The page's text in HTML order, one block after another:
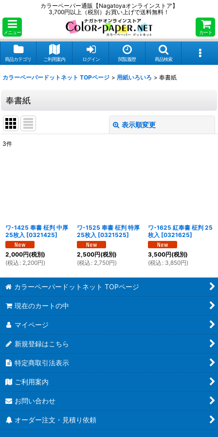
カラーペーパー通販【Nagatoyaオンラインストア】
3,700円以上（税別）お買い上げで送料無料！
メニュー カート
商品カテゴリ ご利用案内 ログイン 閲覧履歴 商品検索
カラーペーパードットネット TOPページ > 用紙いろいろ > 奉書紙
奉書紙
表示順変更
3件
ワ-1425 奉書 柾判 中厚
25枚入 [0321425]
2,000円(税別)
(税込 : 2,200円)
ワ-1525 奉書 柾判 特厚
25枚入 [0321525]
2,500円(税別)
(税込 : 2,750円)
ワ-1625 紅奉書 柾判 25
枚入 [0321625]
3,500円(税別)
(税込 : 3,850円)
カラーペーパードットネット TOPページ
現在のカートの中
マイページ
新規登録はこちら
特定商取引法表示
ご利用案内
お問い合わせ
オーダー注文・見積り依頼